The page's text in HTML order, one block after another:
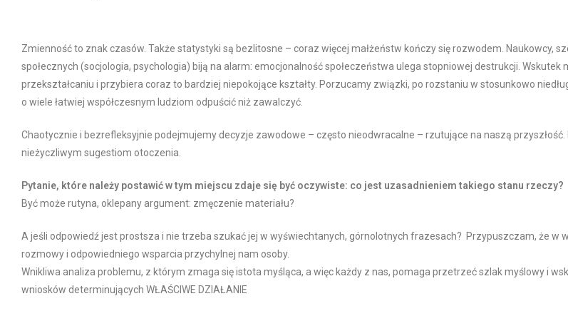
Zmienność to znak czasów. Także statystyki są bezlitosne – coraz więcej małżeństw kończy się rozwodem. Naukowcy,
społecznych (socjologia, psychologia) biją na alarm: emocjonalność społeczeństwa ulega stopniowej destrukcji. Wskutek
przekształcaniu i przybiera coraz to bardziej niepokojące kształty. Porzucamy związki, po rozstaniu w stosunkowo
o wiele łatwiej współczesnym ludziom odpuścić niż zawalczyć.
Chaotycznie i bezrefleksyjnie podejmujemy decyzje zawodowe – często nieodwracalne – rzutujące na naszą
nieżyczliwym sugestiom otoczenia.
Pytanie, które należy postawić w tym miejscu zdaje się być oczywiste: co jest uzasadnieniem takiego stanu rzeczy?
Być może rutyna, oklepany argument: zmęczenie materiału?
A jeśli odpowiedź jest prostsza i nie trzeba szukać jej w wyświechtanych, górnolotnych frazesach? Przypuszczam, że w
rozmowy i odpowiedniego wsparcia przychylnej nam osoby.
Wnikliwa analiza problemu, z którym zmaga się istota myśląca, a więc każdy z nas, pomaga przetrzeć szlak myślowy i
wniosków determinujących WŁAŚCIWE DZIAŁANIE